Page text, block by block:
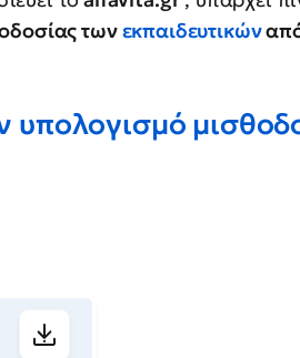
τωνεκπαιδευτικών
υπολογισμό